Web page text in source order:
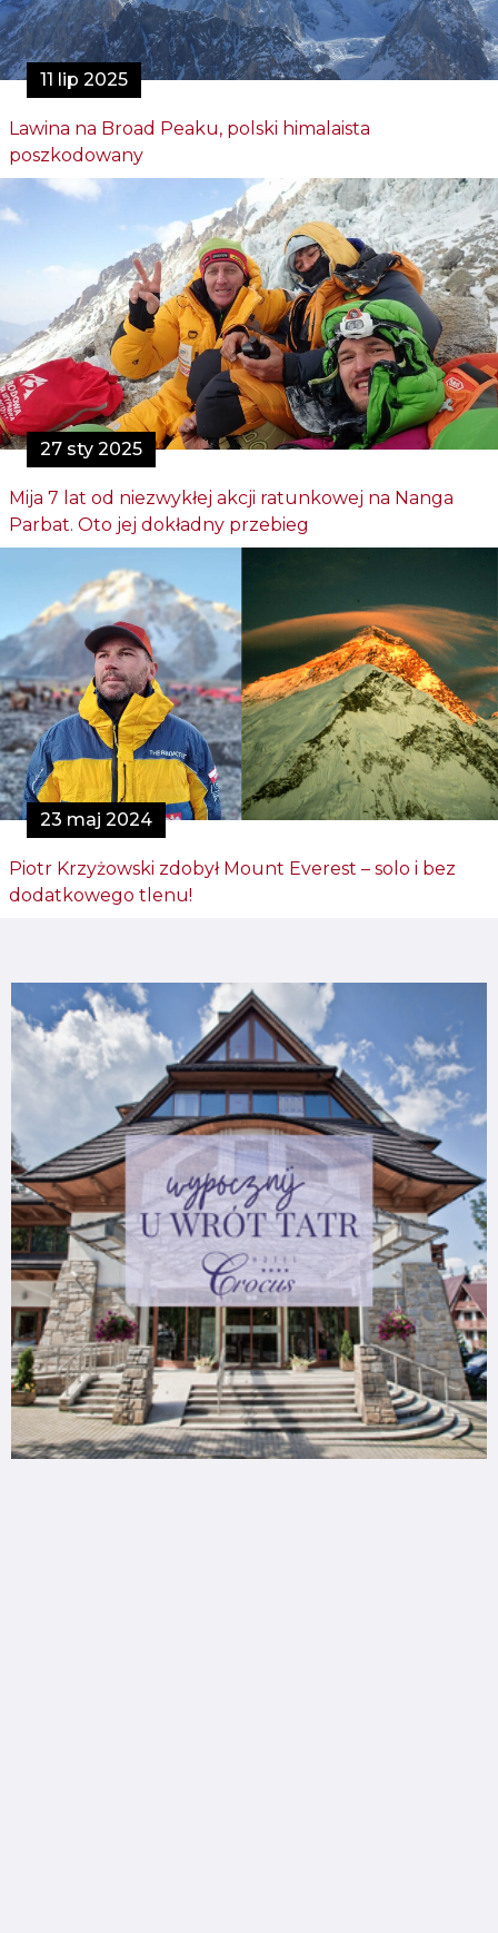
11 lip 2025
Lawina na Broad Peaku, polski himalaista
poszkodowany
27 sty 2025
Mija 7 lat od niezwykłej akcji ratunkowej na Nanga
Parbat. Oto jej dokładny przebieg
23 maj 2024
Piotr Krzyżowski zdobył Mount Everest – solo i bez
dodatkowego tlenu!